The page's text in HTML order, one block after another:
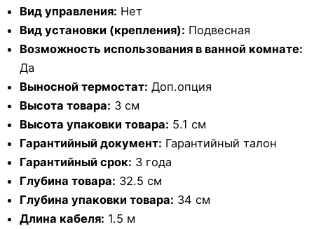
Вид управления: Нет
Вид установки (крепления): Подвесная
Возможность использования в ванной комнате:
Да
Выносной термостат: Доп.опция
Высота товара: 3 см
Высота упаковки товара: 5.1 см
Гарантийный документ: Гарантийный талон
Гарантийный срок: 3 года
Глубина товара: 32.5 см
Глубина упаковки товара: 34 см
Длина кабеля: 1.5 м